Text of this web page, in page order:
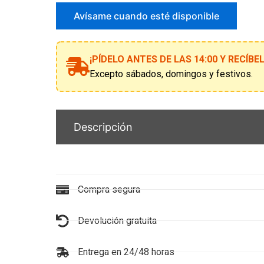
la
lista
de
espera
Avísame cuando esté disponible
¡PÍDELO ANTES DE LAS 14:00 Y
Excepto sábados, domingos y festivos.
Descripción
Compra segura
Devolución gratuita
Entrega en 24/48 horas